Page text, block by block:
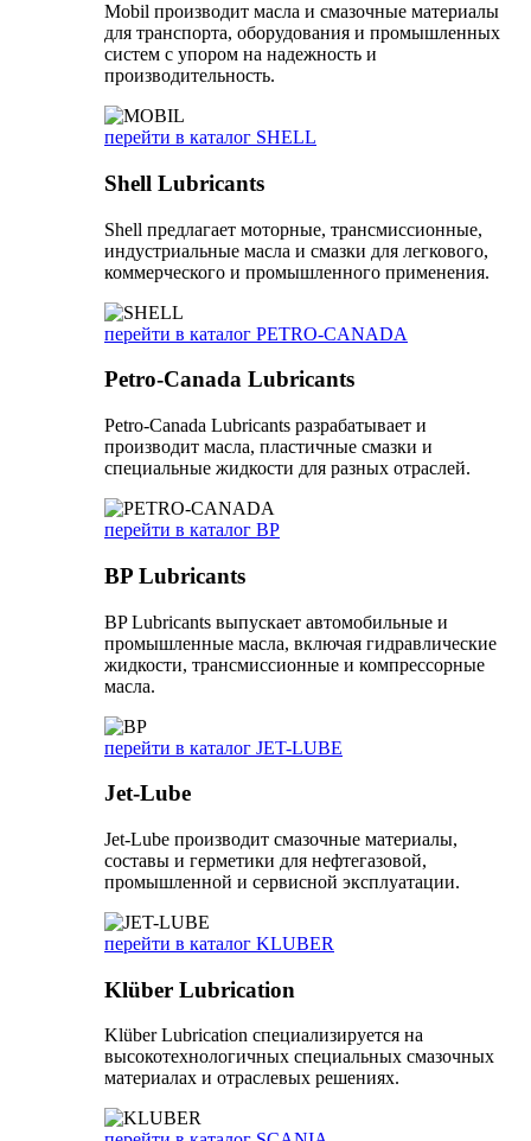
Mobil производит масла и смазочные материалы
для транспорта, оборудования и промышленных
систем с упором на надежность и
производительность.
перейти в каталог SHELL
Shell Lubricants
Shell предлагает моторные, трансмиссионные,
индустриальные масла и смазки для легкового,
коммерческого и промышленного применения.
перейти в каталог PETRO-CANADA
Petro-Canada Lubricants
Petro-Canada Lubricants разрабатывает и
производит масла, пластичные смазки и
специальные жидкости для разных отраслей.
перейти в каталог BP
BP Lubricants
BP Lubricants выпускает автомобильные и
промышленные масла, включая гидравлические
жидкости, трансмиссионные и компрессорные
масла.
перейти в каталог JET-LUBE
Jet-Lube
Jet-Lube производит смазочные материалы,
составы и герметики для нефтегазовой,
промышленной и сервисной эксплуатации.
перейти в каталог KLUBER
Klüber Lubrication
Klüber Lubrication специализируется на
высокотехнологичных специальных смазочных
материалах и отраслевых решениях.